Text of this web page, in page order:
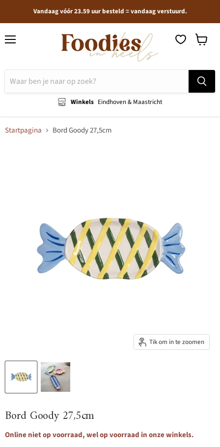
Vandaag vóór 23.59 uur besteld = vandaag verstuurd.
Winkels Eindhoven & Maastricht
Startpagina Bord Goody 27,5cm
Tik om in te zoomen
Bord Goody 27,5cm
Online niet op voorraad, wel op voorraad in onze winkels.